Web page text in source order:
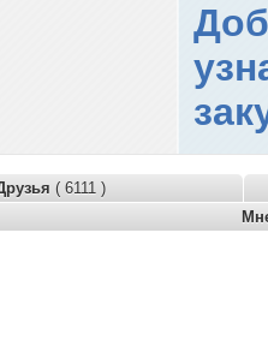
( 6111 )